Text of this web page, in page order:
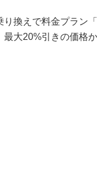
換えで料金プラン
最大20%引きの価格